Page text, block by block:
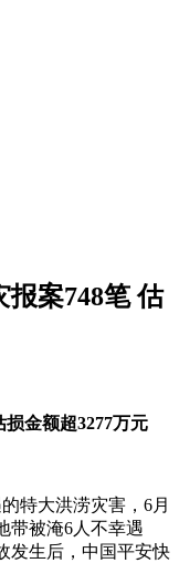
案748笔 估
金额超3277万元
特大洪涝灾害，6月
带被淹6人不幸遇
发生后，中国平安快